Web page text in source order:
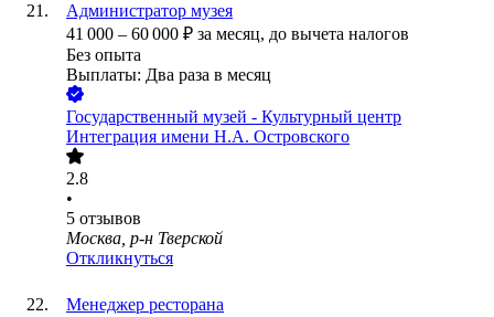
Администратор музея
41 000 – 60 000 ₽ за месяц, до вычета налогов
Без опыта
Выплаты: Два раза в месяц
Государственный музей - Культурный центр
Интеграция имени Н.А. Островского
2.8
•
5 отзывов
Москва, р-н Тверской
Откликнуться
Менеджер ресторана